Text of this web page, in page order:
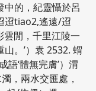
中的，紀靈懾於呂
迢tiao2,遙遠/迢
雲閒，千里江陵一
。’）袁 2532. 蝟
語‘體無完膚’）渭
，兩水交匯處，